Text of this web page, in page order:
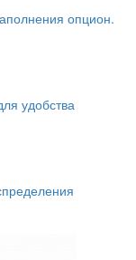
опцион.
удобства